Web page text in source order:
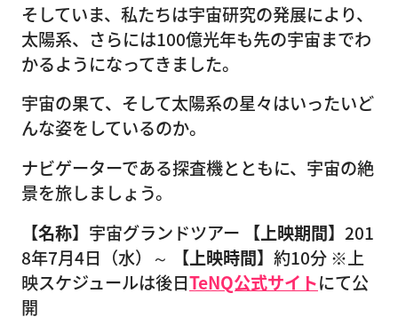
そしていま、私たちは宇宙研究の発展により、
太陽系、さらには100億光年も先の宇宙までわ
かるようになってきました。
宇宙の果て、そして太陽系の星々はいったいど
んな姿をしているのか。
ナビゲーターである探査機とともに、宇宙の絶
景を旅しましょう。
【名称】 宇宙グランドツアー 【上映期間】 201
8年7月4日（水）～
【上映時間】 約10分 ※上
映スケジュールは後日TeNQ公式サイトにて公
開